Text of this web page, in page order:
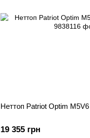
Неттоп Patriot Optim
19 355 грн